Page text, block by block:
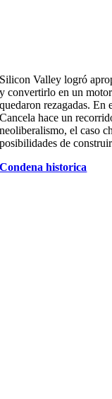
Silicon Valley logró
y convertirlo en un
quedaron rezagadas. En
Cancela hace un
neoliberalismo, el caso
posibilidades de
Condena historica